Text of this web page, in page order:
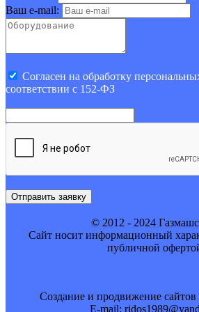
Ваш e-mail:
Cогласен на обработку
соответствии с 152-ФЗ
Отправить заявку
© 2012 - 2024
Cайт носит информационный
публичной
Создание и продвижение
E-mail: